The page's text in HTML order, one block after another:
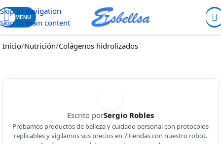
Skip to navigation
Skip to main content
MENU
Inicio/Nutrición/Colágenos hidrolizados
Escrito porSergio Robles
Probamos productos de belleza y cuidado personal con protocolos
replicables y vigilamos sus precios en 7 tiendas con nuestro robot.